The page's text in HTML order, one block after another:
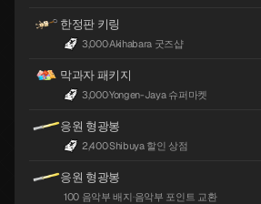
한정판 키링
3,000·Akihabara 굿즈샵
막과자 패키지
3,000·Yongen-Jaya 슈퍼마켓
응원 형광봉
2,400·Shibuya 할인 상점
응원 형광봉
100 음악부 배지·음악부 포인트 교환